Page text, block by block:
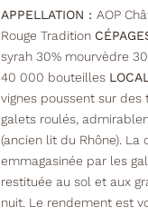
APPELLATION : AOP
Rouge Tradition
syrah 30% mourvèdre
40 000 bouteilles
vignes poussent sur des
galets roulés,
(ancien lit du Rhône). La
emmagasinée par les
restituée au sol et aux
nuit. Le rendement est